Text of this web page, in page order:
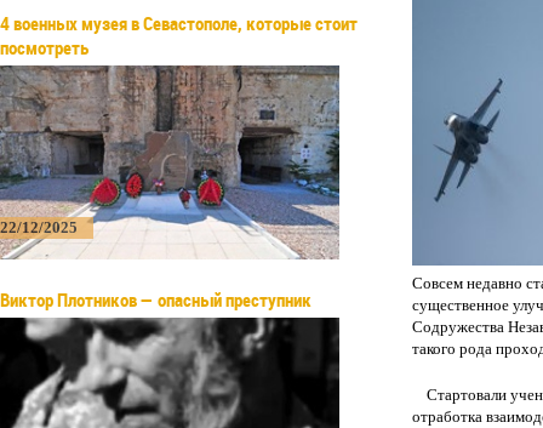
4 военных музея в Севастополе, которые стоит
посмотреть
22/12/2025
Виктор Плотников — опасный преступник
Совсем недавно
существенное
Содружества
такого рода
Стартовали
отработка